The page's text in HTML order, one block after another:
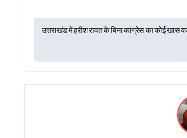
P
s
t
उत्तराखंड में हरीश रावत के बिना कांग्रेस का कोई खास